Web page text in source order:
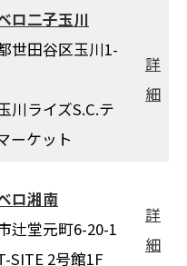
ロ二子玉川
世田谷区玉川1-
川ライズS.C.テ
ーケット
詳
細
ロ湘南
辻堂元町6-20-1
SITE 2号館1F
詳
細